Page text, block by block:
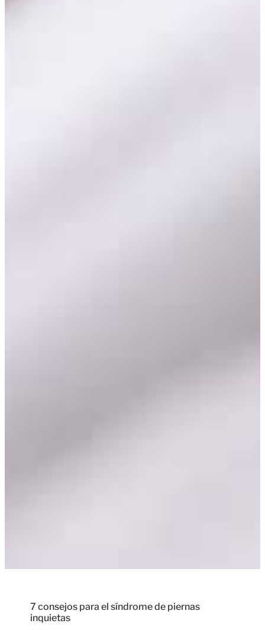
7 consejos para el síndrome de piernas
inquietas